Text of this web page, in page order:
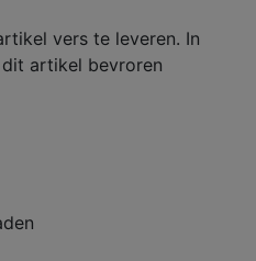
vers te leveren. In
artikel bevroren